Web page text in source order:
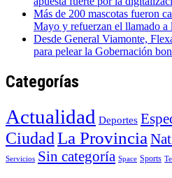
Más de 200 mascotas fueron
Mayo y refuerzan el llamado a
Desde General Viamonte,
para pelear la Gobernación
Categorías
Actualidad Deportes
CiudadLa Provincia
Servicios Sin categoría Space Sports